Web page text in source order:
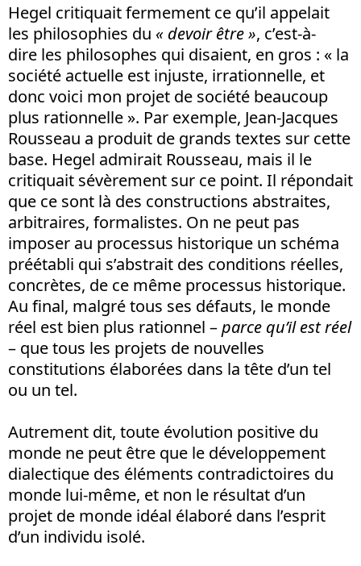
Hegel critiquait fermement ce qu’il appelait
les philosophies du « devoir être », c’est-à-
dire les philosophes qui disaient, en gros : « la
société actuelle est injuste, irrationnelle, et
donc voici mon projet de société beaucoup
plus rationnelle ». Par exemple, Jean-Jacques
Rousseau a produit de grands textes sur cette
base. Hegel admirait Rousseau, mais il le
critiquait sévèrement sur ce point. Il répondait
que ce sont là des constructions abstraites,
arbitraires, formalistes. On ne peut pas
imposer au processus historique un schéma
préétabli qui s’abstrait des conditions réelles,
concrètes, de ce même processus historique.
Au final, malgré tous ses défauts, le monde
réel est bien plus rationnel –parce qu’il est réel
– que tous les projets de nouvelles
constitutions élaborées dans la tête d’un tel
ou un tel.
Autrement dit, toute évolution positive du
monde ne peut être que le développement
dialectique des éléments contradictoires du
monde lui-même, et non le résultat d’un
projet de monde idéal élaboré dans l’esprit
d’un individu isolé.